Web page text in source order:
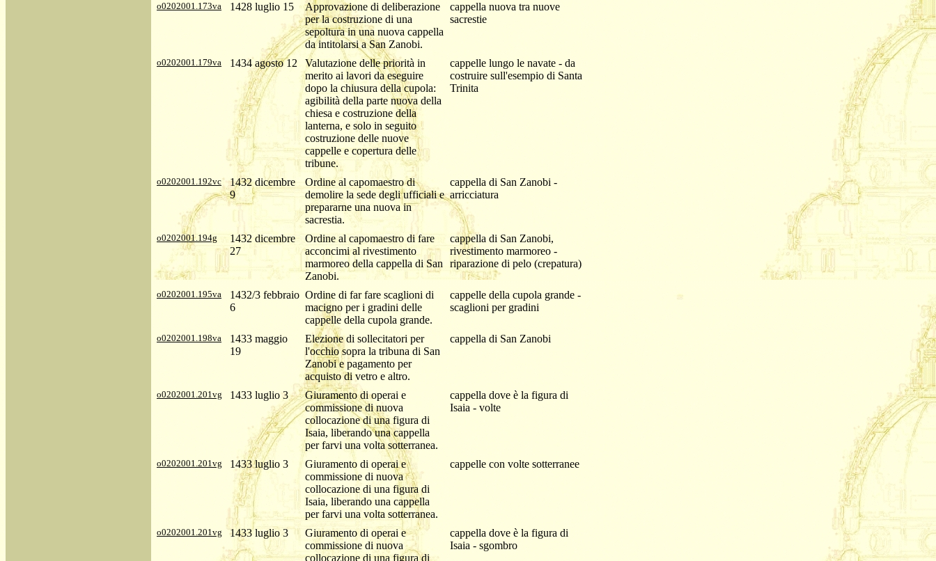
o0202001.173va 1428 luglio 15
Approvazione di deliberazione
per la costruzione di una
sepoltura in una nuova cappella
da intitolarsi a San Zanobi.
cappella nuova tra nuove
sacrestie
o0202001.179va 1434 agosto 12
Valutazione delle priorità in
merito ai lavori da eseguire
dopo la chiusura della cupola:
agibilità della parte nuova della
chiesa e costruzione della
lanterna, e solo in seguito
costruzione delle nuove
cappelle e copertura delle
tribune.
cappelle lungo le navate - da
costruire sull'esempio di Santa
Trinita
o0202001.192vc
1432 dicembre
9
Ordine al capomaestro di
demolire la sede degli ufficiali e
prepararne una nuova in
sacrestia.
cappella di San Zanobi -
arricciatura
o0202001.194g
1432 dicembre
27
Ordine al capomaestro di fare
acconcimi al rivestimento
marmoreo della cappella di San
Zanobi.
cappella di San Zanobi,
rivestimento marmoreo -
riparazione di pelo (crepatura)
o0202001.195va
1432/3 febbraio
6
Ordine di far fare scaglioni di
macigno per i gradini delle
cappelle della cupola grande.
cappelle della cupola grande -
scaglioni per gradini
o0202001.198va
1433 maggio
19
Elezione di sollecitatori per
l'occhio sopra la tribuna di San
Zanobi e pagamento per
acquisto di vetro e altro.
cappella di San Zanobi
o0202001.201vg 1433 luglio 3
Giuramento di operai e
commissione di nuova
collocazione di una figura di
Isaia, liberando una cappella
per farvi una volta sotterranea.
cappella dove è la figura di
Isaia - volte
o0202001.201vg 1433 luglio 3
Giuramento di operai e
commissione di nuova
collocazione di una figura di
Isaia, liberando una cappella
per farvi una volta sotterranea.
cappelle con volte sotterranee
o0202001.201vg 1433 luglio 3
Giuramento di operai e
commissione di nuova
collocazione di una figura di
cappella dove è la figura di
Isaia - sgombro